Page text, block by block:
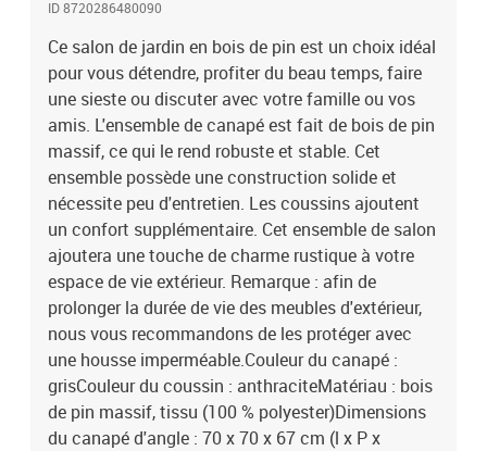
é)Dimensions du coussin de dossier : 70 x 40 x 8 cm (L x l x
é)Capacité de charge maximale (par siège) : 110 kgL'assemblage
est requisLa livraison contient :3 x canapé d'angle6 x canapé
central9 x coussin de siège12 x coussin de dossier
ID 8720286480090
Ce salon de jardin en bois de pin est un choix idéal
pour vous détendre, profiter du beau temps, faire
une sieste ou discuter avec votre famille ou vos
amis. L'ensemble de canapé est fait de bois de pin
massif, ce qui le rend robuste et stable. Cet
ensemble possède une construction solide et
nécessite peu d'entretien. Les coussins ajoutent
un confort supplémentaire. Cet ensemble de salon
ajoutera une touche de charme rustique à votre
espace de vie extérieur. Remarque : afin de
prolonger la durée de vie des meubles d'extérieur,
nous vous recommandons de les protéger avec
une housse imperméable.Couleur du canapé :
grisCouleur du coussin : anthraciteMatériau : bois
de pin massif, tissu (100 % polyester)Dimensions
du canapé d'angle : 70 x 70 x 67 cm (l x P x